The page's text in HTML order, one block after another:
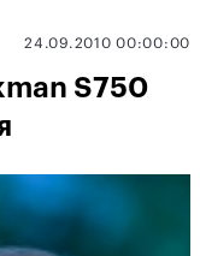
24.09.2010 00:00:00
S750